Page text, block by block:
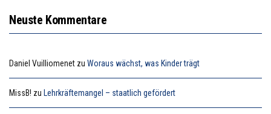
Neuste Kommentare
Daniel Vuilliomenet zu Woraus wächst, was Kinder trägt
MissB! zu Lehrkräftemangel – staatlich gefördert